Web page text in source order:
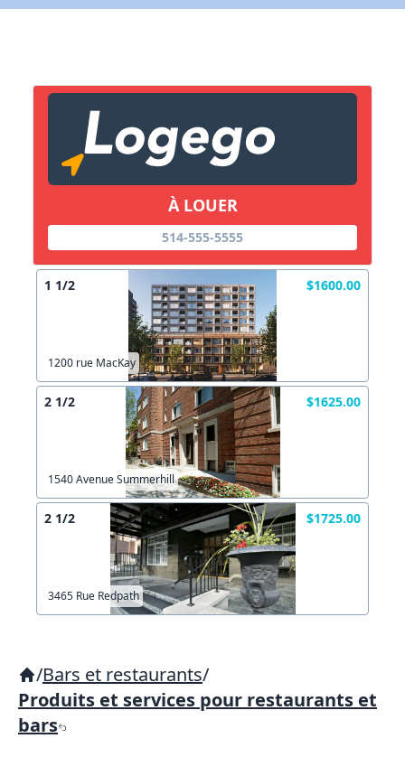
À LOUER
514-555-5555
1 1/2 $1600.00
1200 rue MacKay
2 1/2 $1625.00
1540 Avenue Summerhill
2 1/2 $1725.00
3465 Rue Redpath
/Bars et restaurants/
Produits et services pour restaurants et
bars
Lien vers inscription (sera inclus dans courriel)
Copier lien
X Fermer Envoyez